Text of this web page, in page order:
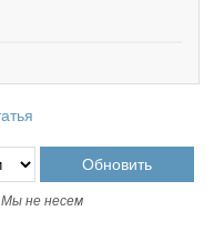
не несем